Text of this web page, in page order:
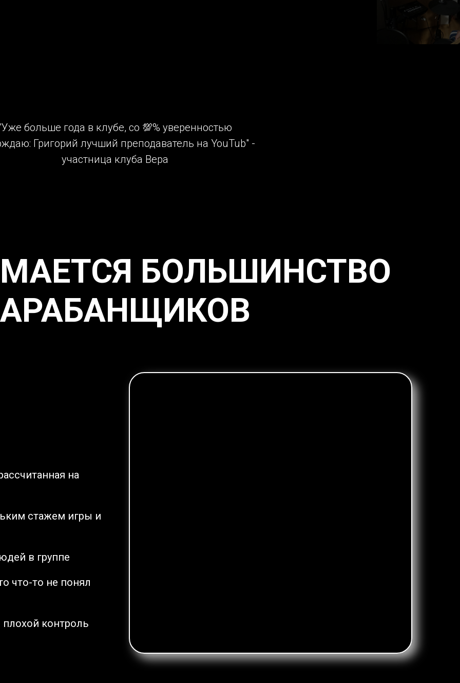
больше года в клубе, со 💯% уверенностью
Григорий лучший преподаватель на YouTub" -
участница клуба Вера
БОЛЬШИНСТВО
на
стажем игры и
в группе
что-то не понял
контроль